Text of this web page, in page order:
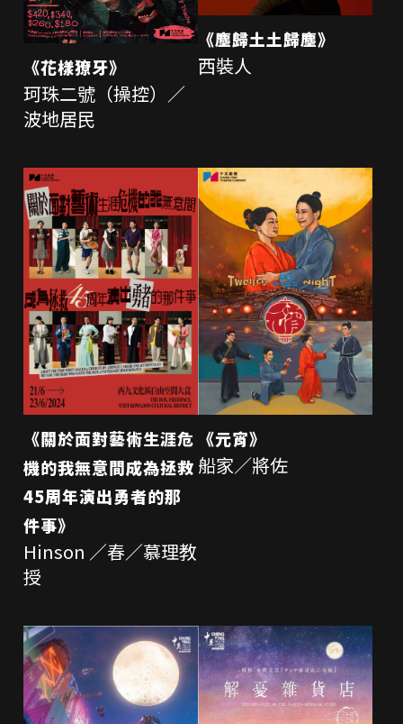
《花樣獠牙》
珂珠二號（操控）／
波地居民
《塵歸土土歸塵》
西裝人
《關於面對藝術生涯危
機的我無意間成為拯救
45周年演出勇者的那
件事》
Hinson ／春／慕理教
授
《元宵》
船家／將佐